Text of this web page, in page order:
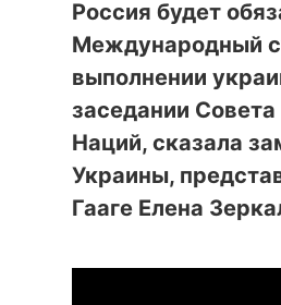
Россия будет
Международный
выполнении
заседании
Наций, сказала
Украины,
Гааге Елена